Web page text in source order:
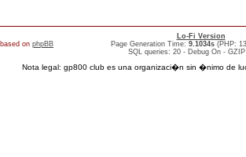
based on phpBB
Lo-Fi Version
Page Generation Time: 9.1034s (PHP:
SQL queries: 20 - Debug On -
Nota legal: gp800 club es una organizaci�n sin �nimo de